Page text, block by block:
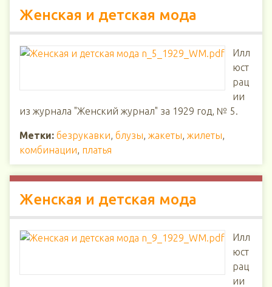
Женская и детская мода
Илл
юст
рац
ии
из журнала "Женский журнал" за 1929 год, № 5.
Метки: безрукавки, блузы, жакеты, жилеты,
комбинации, платья
Женская и детская мода
Илл
юст
рац
ии